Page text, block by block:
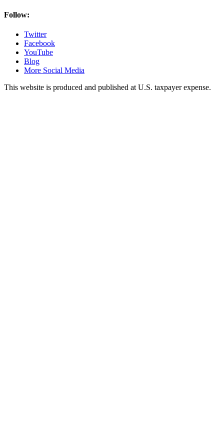
Follow:
Twitter
Facebook
YouTube
Blog
More Social Media
This website is produced and published at U.S. taxpayer expense.